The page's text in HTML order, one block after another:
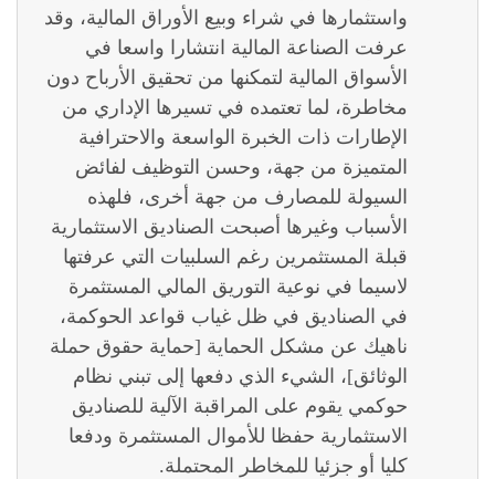
واستثمارها في شراء وبيع الأوراق المالية، وقد
عرفت الصناعة المالية انتشارا واسعا في
الأسواق المالية لتمكنها من تحقيق الأرباح دون
مخاطرة، لما تعتمده في تسيرها الإداري من
الإطارات ذات الخبرة الواسعة والاحترافية
المتميزة من جهة، وحسن التوظيف لفائض
السيولة للمصارف من جهة أخرى، فلهذه
الأسباب وغيرها أصبحت الصناديق الاستثمارية
قبلة المستثمرين رغم السلبيات التي عرفتها
لاسيما في نوعية التوريق المالي المستثمرة
في الصناديق في ظل غياب قواعد الحوكمة،
ناهيك عن مشكل الحماية [حماية حقوق حملة
الوثائق]، الشيء الذي دفعها إلى تبني نظام
حوكمي يقوم على المراقبة الآلية للصناديق
الاستثمارية حفظا للأموال المستثمرة ودفعا
كليا أو جزئيا للمخاطر المحتملة.